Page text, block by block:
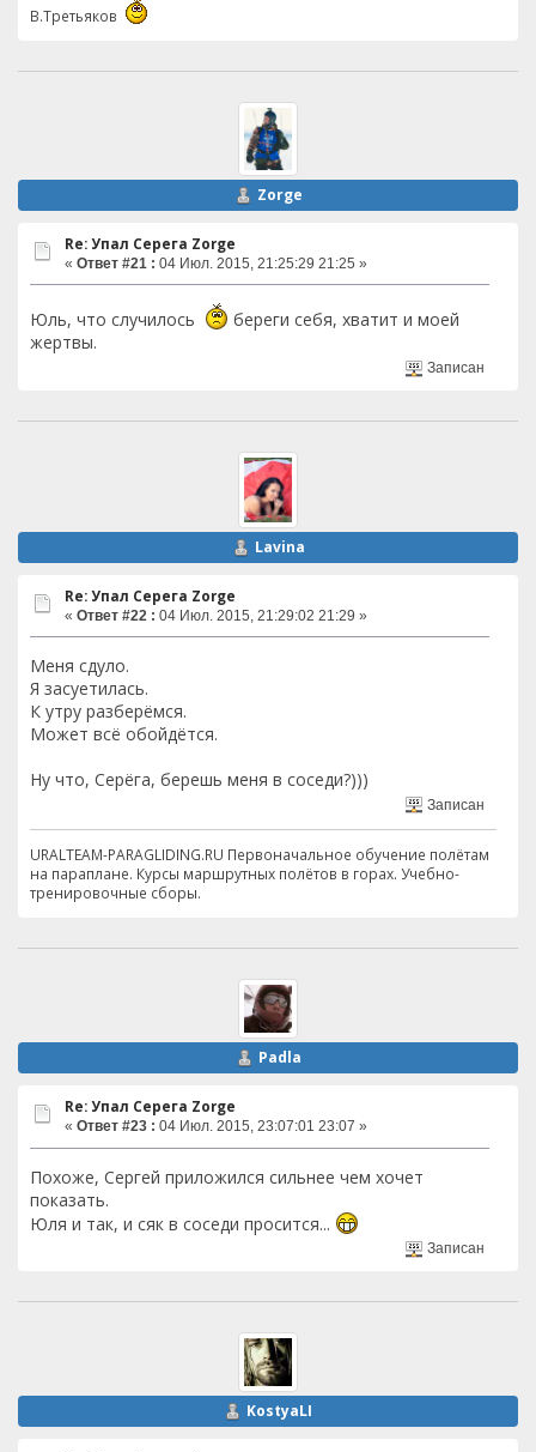
В.Третьяков
Zorge
Re: Упал Серега Zorge
« Ответ #21 : 04 Июл. 2015, 21:25:29 21:25 »
Юль, что случилось
береги себя, хватит и моей
жертвы.
Записан
Lavina
Re: Упал Серега Zorge
« Ответ #22 : 04 Июл. 2015, 21:29:02 21:29 »
Меня сдуло.
Я засуетилась.
К утру разберёмся.
Может всё обойдётся.
Ну что, Серёга, берешь меня в соседи?)))
Записан
URALTEAM-PARAGLIDING.RU Первоначальное обучение полётам
на параплане. Курсы маршрутных полётов в горах. Учебно-
тренировочные сборы.
Padla
Re: Упал Серега Zorge
« Ответ #23 : 04 Июл. 2015, 23:07:01 23:07 »
Похоже, Сергей приложился сильнее чем хочет
показать.
Юля и так, и сяк в соседи просится...
Записан
KostyaLI